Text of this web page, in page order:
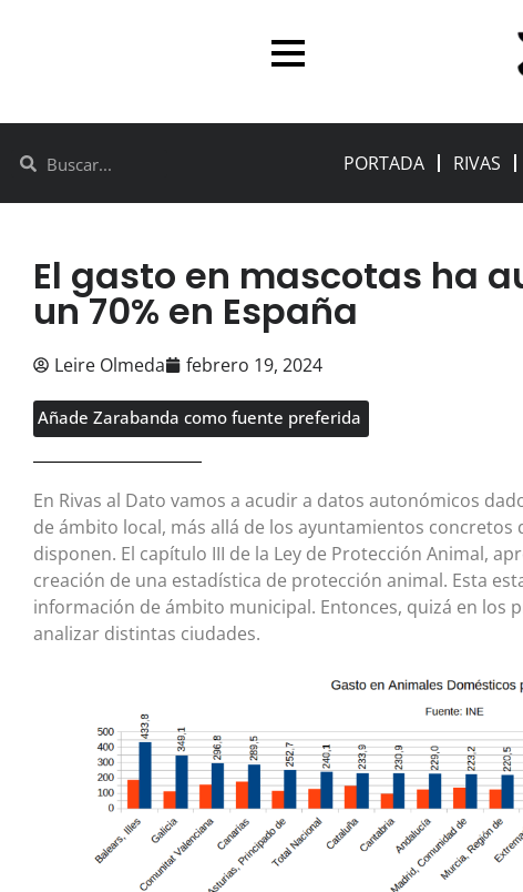
PORTADA RIVAS
El gasto en mascotas ha
un 70% en España
Leire Olmeda febrero 19, 2024
Añade Zarabanda como fuente preferida
En Rivas al Dato vamos a acudir a datos autonómicos
de ámbito local, más allá de los ayuntamientos
disponen. El capítulo III de la Ley de Protección Animal,
creación de una estadística de protección animal. Esta
información de ámbito municipal. Entonces, quizá en los
analizar distintas ciudades.